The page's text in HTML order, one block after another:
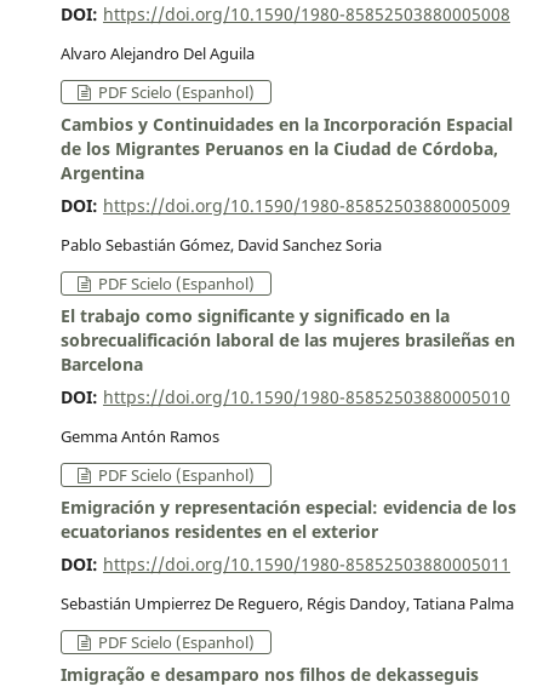
DOI: https://doi.org/10.1590/1980-85852503880005008
Alvaro Alejandro Del Aguila
PDF Scielo (Espanhol)
Cambios y Continuidades en la Incorporación Espacial
de los Migrantes Peruanos en la Ciudad de Córdoba,
Argentina
DOI: https://doi.org/10.1590/1980-85852503880005009
Pablo Sebastián Gómez, David Sanchez Soria
PDF Scielo (Espanhol)
El trabajo como significante y significado en la
sobrecualificación laboral de las mujeres brasileñas en
Barcelona
DOI: https://doi.org/10.1590/1980-85852503880005010
Gemma Antón Ramos
PDF Scielo (Espanhol)
Emigración y representación especial: evidencia de los
ecuatorianos residentes en el exterior
DOI: https://doi.org/10.1590/1980-85852503880005011
Sebastián Umpierrez De Reguero, Régis Dandoy, Tatiana Palma
PDF Scielo (Espanhol)
Imigração e desamparo nos filhos de dekasseguis